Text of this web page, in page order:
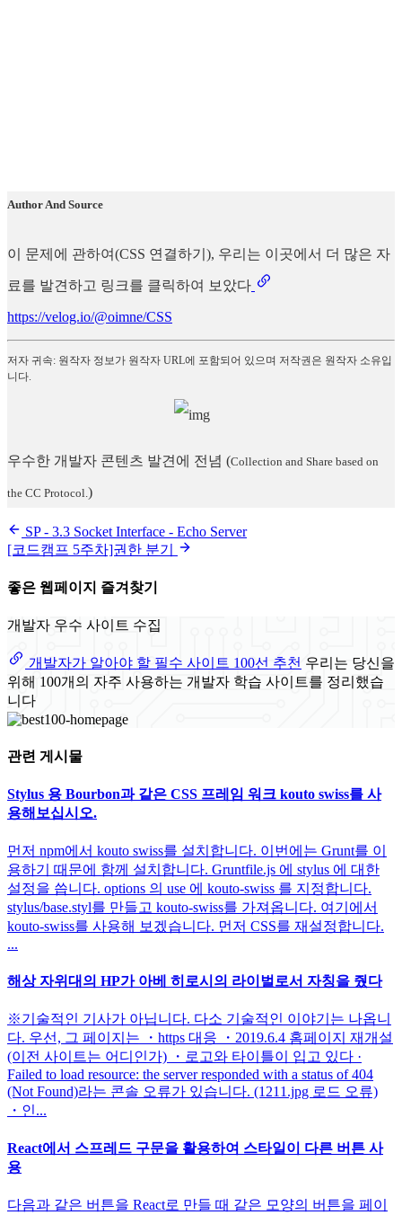
Author And Source
이 문제에 관하여(CSS 연결하기), 우리는 이곳에서 더 많은 자
료를 발견하고 링크를 클릭하여 보았다
https://velog.io/@oimne/CSS
저자 귀속: 원작자 정보가 원작자 URL에 포함되어 있으며 저작권은 원작자 소유입
니다.
우수한 개발자 콘텐츠 발견에 전념 (Collection and Share based on
the CC Protocol. )
SP - 3.3 Socket Interface - Echo Server
[코드캠프 5주차]권한 분기
좋은 웹페이지 즐겨찾기
개발자 우수 사이트 수집
개발자가 알아야 할 필수 사이트 100선 추천 우리는 당신을
위해 100개의 자주 사용하는 개발자 학습 사이트를 정리했습
니다
관련 게시물
Stylus 용 Bourbon과 같은 CSS 프레임 워크 kouto swiss를 사
용해보십시오.
먼저 npm에서 kouto swiss를 설치합니다. 이번에는 Grunt를 이
용하기 때문에 함께 설치합니다. Gruntfile.js 에 stylus 에 대한
설정을 씁니다. options 의 use 에 kouto-swiss 를 지정합니다.
stylus/base.styl를 만들고 kouto-swiss를 가져옵니다. 여기에서
kouto-swiss를 사용해 보겠습니다. 먼저 CSS를 재설정합니다.
...
해상 자위대의 HP가 아베 히로시의 라이벌로서 자칭을 줬다
※기술적인 기사가 아닙니다. 다소 기술적인 이야기는 나옵니
다. 우선, 그 페이지는 ・https 대응 ・2019.6.4 홈페이지 재개설
(이전 사이트는 어디인가) ・로고와 타이틀이 입고 있다 ·
Failed to load resource: the server responded with a status of 404
(Not Found)라는 콘솔 오류가 있습니다. (1211.jpg 로드 오류)
・인...
React에서 스프레드 구문을 활용하여 스타일이 다른 버튼 사
용
다음과 같은 버튼을 React로 만들 때 같은 모양의 버튼을 페이